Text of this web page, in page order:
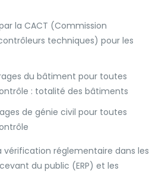
la CACT (Commission
techniques) pour les
du bâtiment pour toutes
: totalité des bâtiments
de génie civil pour toutes
vérification réglementaire dans les
du public (ERP) et les